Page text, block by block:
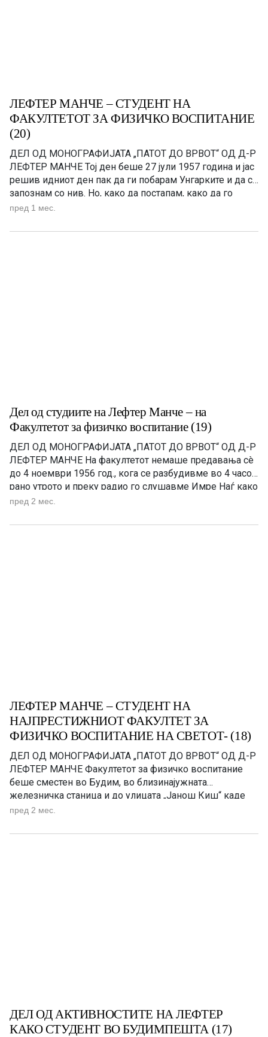
ЛЕФТЕР МАНЧЕ – СТУДЕНТ НА
ФАКУЛТЕТОТ ЗА ФИЗИЧКО ВОСПИТАНИЕ
(20)
ДЕЛ ОД МОНОГРАФИЈАТА „ПАТОТ ДО ВРВОТ“ OД Д-Р
ЛЕФТЕР МАНЧЕ Тој ден беше 27 јули 1957 година и јас
решив идниот ден пак да ги побарам Унгарките и да се
запознам со нив. Но, како да постапам, како да го
направам тоа? И реков на онаа што седеше дека ја
пред 1 мес.
Дел од студиите на Лефтер Манче – на
Факултетот за физичко воспитание (19)
ДЕЛ ОД МОНОГРАФИЈАТА „ПАТОТ ДО ВРВОТ“ OД Д-Р
ЛЕФТЕР МАНЧЕ На факултетот немаше предавања сè
до 4 ноември 1956 год., кога се разбудивме во 4 часот
рано утрото и преку радио го слушавме Имре Наѓ како
се обраќа до народот и кажува дека Црвената армија
народот се борат […]
пред 2 мес.
ЛЕФТЕР МАНЧЕ – СТУДЕНТ НА
НАЈПРЕСТИЖНИОТ ФАКУЛТЕТ ЗА
ФИЗИЧКО ВОСПИТАНИЕ НА СВЕТОТ- (18)
ДЕЛ ОД МОНОГРАФИЈАТА „ПАТОТ ДО ВРВОТ“ OД Д-Р
ЛЕФТЕР МАНЧЕ Факултетот за физичко воспитание
беше сместен во Будим, во близинајужната
железничка станица и до улицата „Јанош Киш“ каде
што живеев во 1951/52 година во Домот како ученик
изградена во 1925 год., а подоцна се изградени уште
пред 2 мес.
ДЕЛ ОД АКТИВНОСТИТЕ НА ЛЕФТЕР
КАКО СТУДЕНТ ВО БУДИМПЕШТА (17)